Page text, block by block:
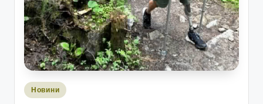
Опубліковано
Новини